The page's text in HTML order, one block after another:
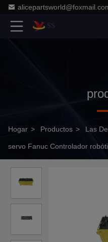
Hogar > Productos > Las
servo Fanuc Controlador